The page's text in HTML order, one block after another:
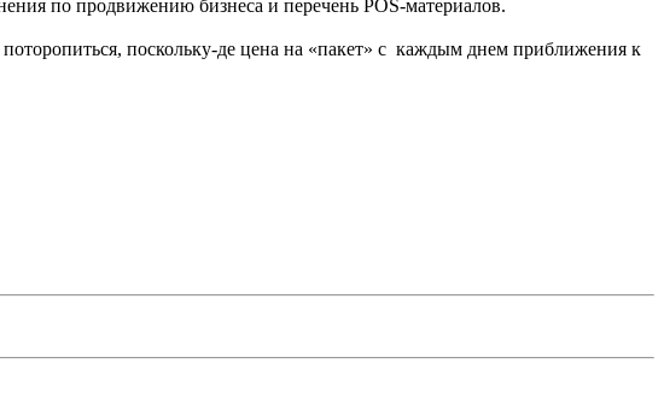
по продвижению бизнеса и перечень POS-материалов.
поскольку-де цена на «пакет» с каждым днем приближения к